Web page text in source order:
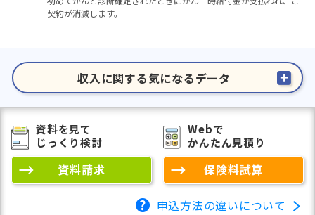
契約が消滅します。
収入に関する気になるデータ
資料を見て
じっくり検討
資料請求
Webで
かんたん見積り
保険料試算
申込方法の違いについて